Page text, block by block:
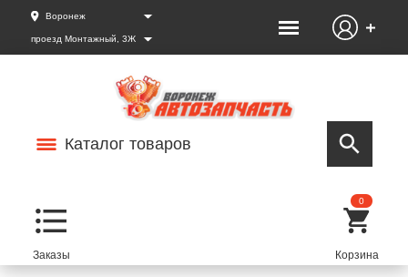
Воронеж
проезд Монтажный, 3Ж
Каталог товаров
0